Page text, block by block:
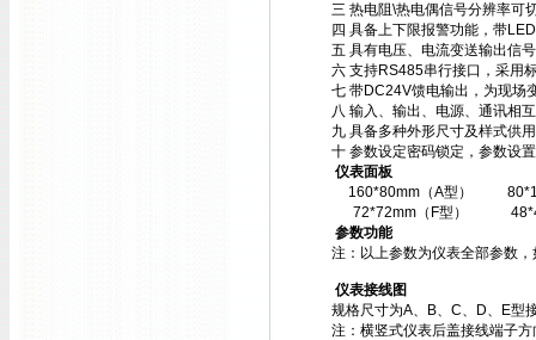
三 热电阻\热电偶信号分辨率
四 具备上下限报警功能，带
五 具有电压、电流变送输出信
六 支持RS485串行接口，采用
七 带DC24V馈电输出，为现场
八 输入、输出、电源、通讯相
九 具备多种外形尺寸及样式供
十 参数设定密码锁定，参数设
仪表面板
160*80mm（A型）
72*72mm（F型）
参数功能
注：以上参数为仪表全部参数
仪表接线图
规格尺寸为A、B、C、D、E型
注：横竖式仪表后盖接线端子